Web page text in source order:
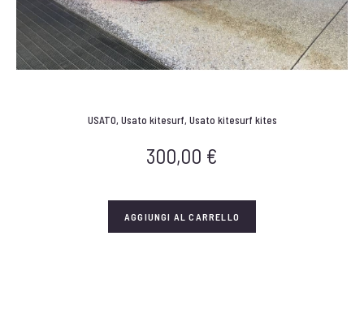
USATO, Usato kitesurf, Usato kitesurf kites
300,00 €
AGGIUNGI AL CARRELLO